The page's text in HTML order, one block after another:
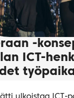
-
ICT-